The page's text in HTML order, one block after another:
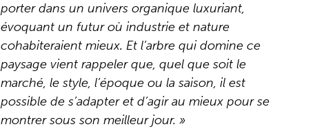
porter dans un univers organique luxuriant,
évoquant un futur où industrie et nature
cohabiteraient mieux. Et l’arbre qui domine ce
paysage vient rappeler que, quel que soit le
marché, le style, l’époque ou la saison, il est
possible de s’adapter et d’agir au mieux pour se
montrer sous son meilleur jour. »